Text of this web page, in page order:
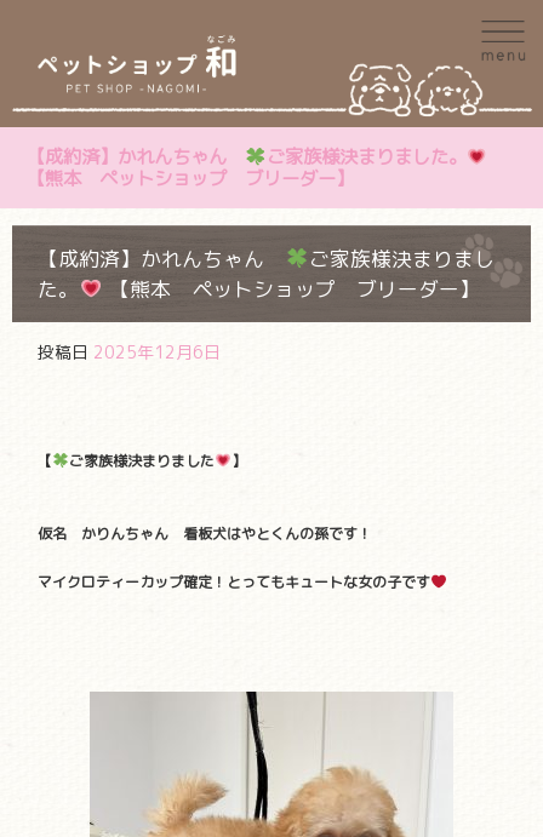
【成約済】かれんちゃん
ご家族様決まりました。
【熊本 ペットショップ ブリーダー】
【成約済】かれんちゃん
ご家族様決まりまし
た。
【熊本 ペットショップ ブリーダー】
投稿日 2025年12月6日
【 ご家族様決まりました 】
仮名 かりんちゃん 看板犬はやとくんの孫です！
マイクロティーカップ確定！とってもキュートな女の子です